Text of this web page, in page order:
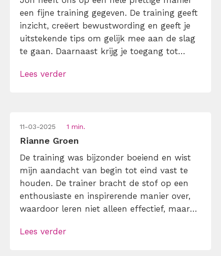
een fijne training gegeven. De training geeft
inzicht, creëert bewustwording en geeft je
uitstekende tips om gelijk mee aan de slag
te gaan. Daarnaast krijg je toegang tot
Lees verder
11-03-2025 1 min.
Rianne Groen
De training was bijzonder boeiend en wist
mijn aandacht van begin tot eind vast te
houden. De trainer bracht de stof op een
enthousiaste en inspirerende manier over,
waardoor leren niet alleen effectief, maar
waardevol maakte, was de goede interactie.
Lees verder